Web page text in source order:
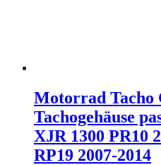
Motorrad Tacho
Tachogehäuse
XJR 1300 PR10
RP19 2007-2014